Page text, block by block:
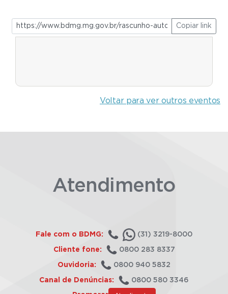
Copiar link
Voltar para ver outros eventos
Atendimento
Fale com o BDMG: (31) 3219-8000
Cliente fone: 0800 283 8337
Ouvidoria: 0800 940 5832
Canal de Denúncias: 0800 580 3346